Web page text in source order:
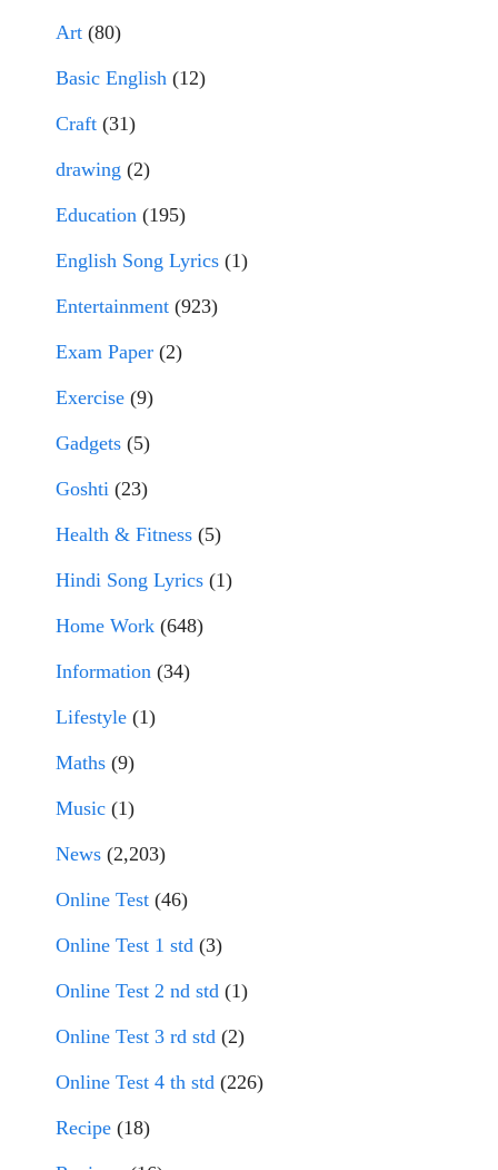
Art (80)
Basic English (12)
Craft (31)
drawing (2)
Education (195)
English Song Lyrics (1)
Entertainment (923)
Exam Paper (2)
Exercise (9)
Gadgets (5)
Goshti (23)
Health & Fitness (5)
Hindi Song Lyrics (1)
Home Work (648)
Information (34)
Lifestyle (1)
Maths (9)
Music (1)
News (2,203)
Online Test (46)
Online Test 1 std (3)
Online Test 2 nd std (1)
Online Test 3 rd std (2)
Online Test 4 th std (226)
Recipe (18)